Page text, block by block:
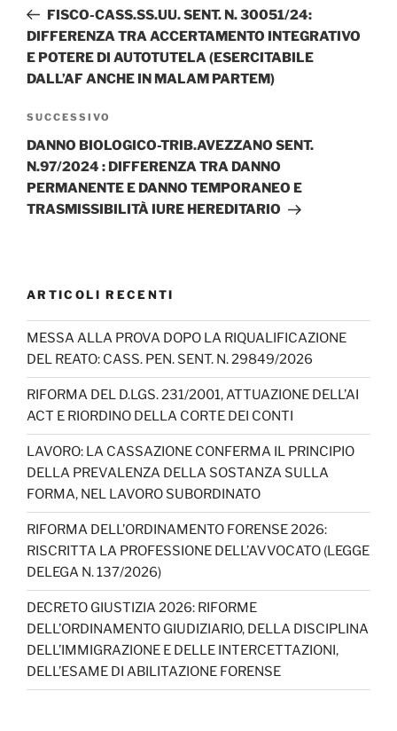
precedente:
FISCO-CASS.SS.UU. SENT. N. 30051/24:
DIFFERENZA TRA ACCERTAMENTO INTEGRATIVO
E POTERE DI AUTOTUTELA (ESERCITABILE
DALL’AF ANCHE IN MALAM PARTEM)
Articolo
successivo
SUCCESSIVO
DANNO BIOLOGICO-TRIB.AVEZZANO SENT.
N.97/2024 : DIFFERENZA TRA DANNO
PERMANENTE E DANNO TEMPORANEO E
TRASMISSIBILITÀ IURE HEREDITARIO
ARTICOLI RECENTI
MESSA ALLA PROVA DOPO LA RIQUALIFICAZIONE
DEL REATO: CASS. PEN. SENT. N. 29849/2026
RIFORMA DEL D.LGS. 231/2001, ATTUAZIONE DELL’AI
ACT E RIORDINO DELLA CORTE DEI CONTI
LAVORO: LA CASSAZIONE CONFERMA IL PRINCIPIO
DELLA PREVALENZA DELLA SOSTANZA SULLA
FORMA, NEL LAVORO SUBORDINATO
RIFORMA DELL’ORDINAMENTO FORENSE 2026:
RISCRITTA LA PROFESSIONE DELL’AVVOCATO (LEGGE
DELEGA N. 137/2026)
DECRETO GIUSTIZIA 2026: RIFORME
DELL’ORDINAMENTO GIUDIZIARIO, DELLA DISCIPLINA
DELL’IMMIGRAZIONE E DELLE INTERCETTAZIONI,
DELL’ESAME DI ABILITAZIONE FORENSE